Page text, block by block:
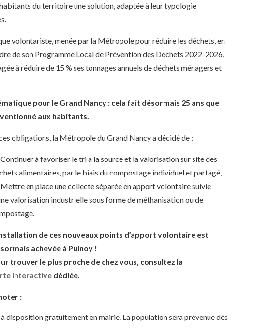
du territoire une solution, adaptée à leur typologie
volontariste, menée par la Métropole pour réduire les déchets, en
de son Programme Local de Prévention des Déchets 2022-2026,
à réduire de 15 % ses tonnages annuels de déchets ménagers et
pour le Grand Nancy : cela fait désormais 25 ans que
aux habitants.
obligations, la Métropole du Grand Nancy a décidé de :
à favoriser le tri à la source et la valorisation sur site des
alimentaires, par le biais du compostage individuel et partagé,
en place une collecte séparée en apport volontaire suivie
valorisation industrielle sous forme de méthanisation ou de
de ces nouveaux points d’apport volontaire est
achevée à Pulnoy !
trouver le plus proche de chez vous, consultez la
interactivedédiée.
:
disposition gratuitement en mairie. La population sera prévenue dès